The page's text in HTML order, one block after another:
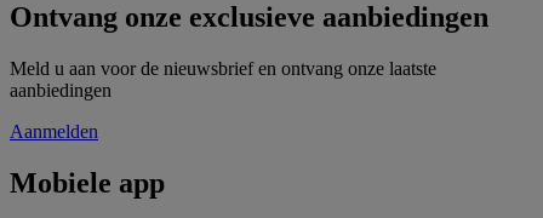
Ontvang onze exclusieve aanbiedingen
Meld u aan voor de nieuwsbrief en ontvang onze laatste
aanbiedingen
Aanmelden
Mobiele app